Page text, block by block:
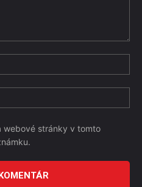
webové stránky v tomto